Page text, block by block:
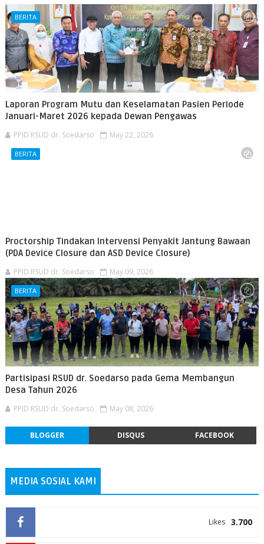
BERITA
Laporan Program Mutu dan Keselamatan Pasien Periode
Januari-Maret 2026 kepada Dewan Pengawas
PPID RSUD dr. Soedarso May 22, 2026
BERITA
Proctorship Tindakan Intervensi Penyakit Jantung Bawaan
(PDA Device Closure dan ASD Device Closure)
PPID RSUD dr. Soedarso May 09, 2026
BERITA
Partisipasi RSUD dr. Soedarso pada Gema Membangun
Desa Tahun 2026
PPID RSUD dr. Soedarso May 08, 2026
BLOGGER DISQUS FACEBOOK
MEDIA SOSIAL KAMI
3.700
Likes